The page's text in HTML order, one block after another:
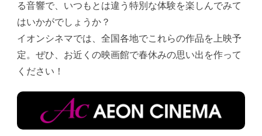
る音響で、いつもとは違う特別な体験を楽しんでみて
はいかがでしょうか？
イオンシネマでは、全国各地でこれらの作品を上映予
定。ぜひ、お近くの映画館で春休みの思い出を作って
ください！